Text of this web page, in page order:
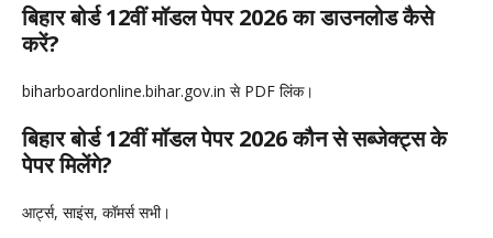
बिहार बोर्ड 12वीं मॉडल पेपर 2026 का डाउनलोड कैसे
करें?
biharboardonline.bihar.gov.in से PDF लिंक।
बिहार बोर्ड 12वीं मॉडल पेपर 2026 कौन से सब्जेक्ट्स के
पेपर मिलेंगे?
आर्ट्स, साइंस, कॉमर्स सभी।